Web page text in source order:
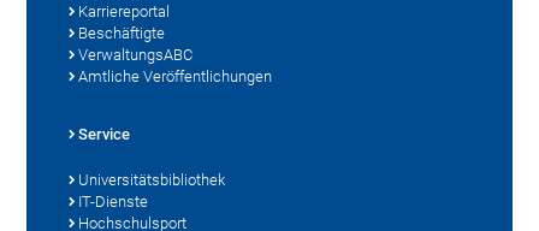
Karriereportal
Beschäftigte
VerwaltungsABC
Amtliche Veröffentlichungen
Service
Universitätsbibliothek
IT-Dienste
Hochschulsport